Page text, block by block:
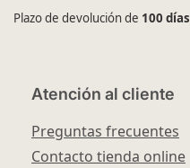
Plazo de devolución de 100 días
Atención al cliente
Preguntas frecuentes
Contacto tienda online